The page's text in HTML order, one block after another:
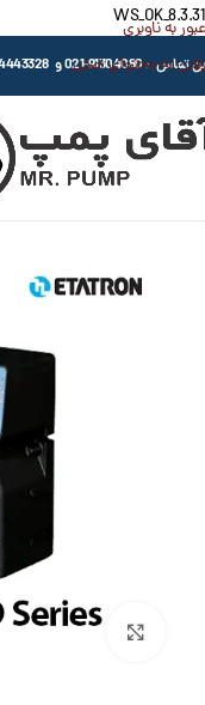
WS_OK_8.3.31
عبور به ناوبری
رفتن به محتوای اصلی
: 91304080-021 و 09304443328
بزرگنمایی تصویر